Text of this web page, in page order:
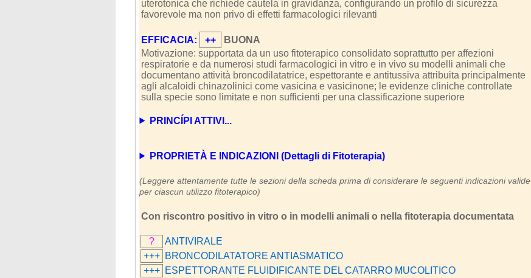
uterotonica che richiede cautela in gravidanza, configurando un profilo di sicurezza
favorevole ma non privo di effetti farmacologici rilevanti
EFFICACIA: ++
BUONA
Motivazione: supportata da un uso fitoterapico consolidato soprattutto per affezioni
respiratorie e da numerosi studi farmacologici in vitro e in vivo su modelli animali che
documentano attività broncodilatatrice, espettorante e antitussiva attribuita principalmente
agli alcaloidi chinazolinici come vasicina e vasicinone; le evidenze cliniche controllate
sulla specie sono limitate e non sufficienti per una classificazione superiore
PRINCÍPI ATTIVI...
PROPRIETÀ E INDICAZIONI (Dettagli di Fitoterapia)
(Leggere attentamente tutte le sezioni della scheda prima di considerare le seguenti indicazioni valide
per ciascun utilizzo fitoterapico)
Con riscontro positivo in vitro o in modelli animali o nella fitoterapia documentata
?
ANTIVIRALE
+++ BRONCODILATATORE ANTIASMATICO
+++ ESPETTORANTE FLUIDIFICANTE DEL CATARRO MUCOLITICO